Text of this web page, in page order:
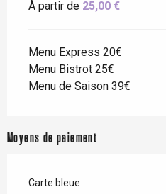
À partir de 25,00 €
Menu Express 20€
Menu Bistrot 25€
Menu de Saison 39€
Moyens de paiement
Carte bleue